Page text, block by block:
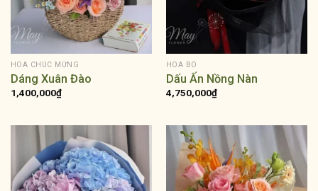
HOA CHÚC MỪNG
Dáng Xuân Đào
1,400,000₫
HOA BÓ
Dấu Ấn Nồng Nàn
4,750,000₫